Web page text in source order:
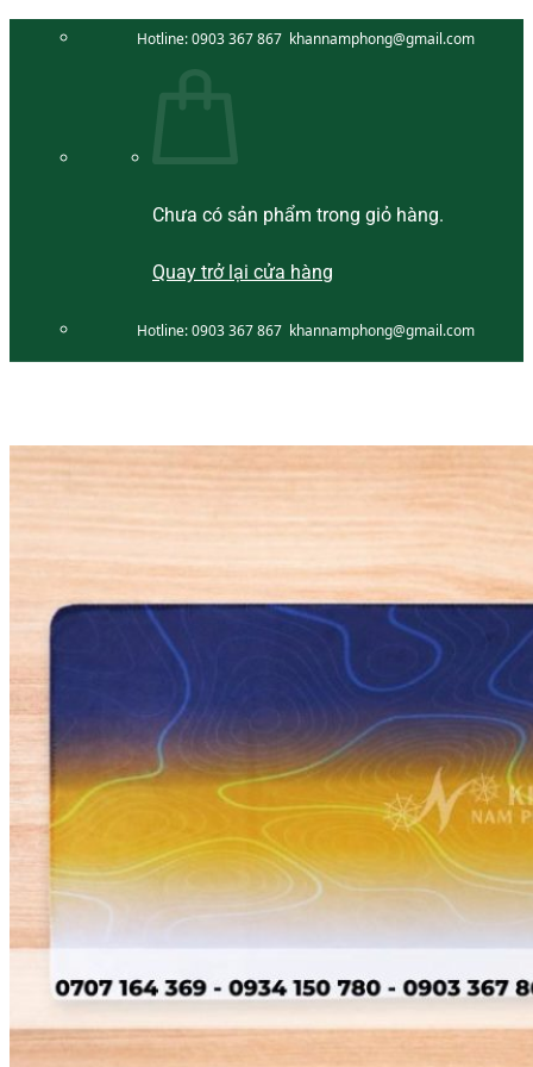
Hotline:0903 367 867 khannamphong@gmail.com
Chưa có sản phẩm trong giỏ hàng.
Quay trở lại cửa hàng
Hotline:0903 367 867 khannamphong@gmail.com
KHĂN SPA
Khăn Trải Giường Spa
Khăn Body
Khăn Quấn Tóc Spa
Khăn Xông Hơi
Khăn Salon Tóc, Gội Đầu
KHĂN KHÁCH SẠN
Khăn Tắm Hồ Bơi
Thảm Chân Khách Sạn
KHĂN GIA ĐÌNH